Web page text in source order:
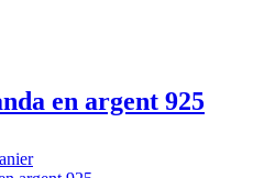
en argent 925